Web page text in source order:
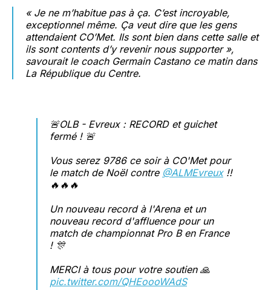
« Je ne m’habitue pas à ça. C’est incroyable,
exceptionnel même. Ça veut dire que les gens
attendaient CO’Met. Ils sont bien dans cette salle et
ils sont contents d’y revenir nous supporter »,
savourait le coach Germain Castano ce matin dans
La République du Centre.
🚨OLB - Evreux : RECORD et guichet
fermé ! 🚨
Vous serez 9786 ce soir à CO'Met pour
le match de Noël contre @ALMEvreux!!
🔥🔥🔥
Un nouveau record à l'Arena et un
nouveau record d'affluence pour un
match de championnat Pro B en France
! 🎊
MERCI à tous pour votre soutien 🙏
pic.twitter.com/QHEoooWAdS